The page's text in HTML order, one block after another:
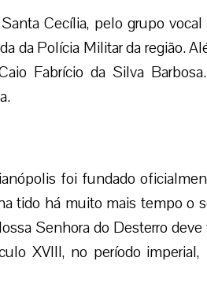
Cecília, pelo grupo vocal
da Polícia Militar da região.
Fabrício da Silva
foi fundado
tido há muito mais tempo o
Senhora do Desterro deve
XVIII, no período imperial,